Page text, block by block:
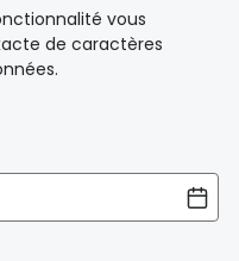
vous
de caractères